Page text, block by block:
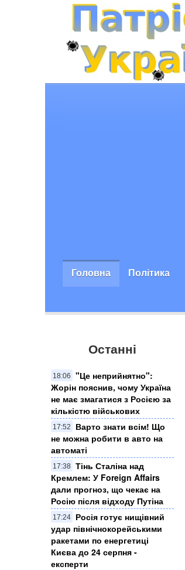
Головна Політика
Останні
18:06
"Це неприйнятно":
Жорін пояснив, чому Україна
не має змагатися з Росією за
кількістю військових
17:52
Варто знати всім! Що
не можна робити в авто на
автоматі
17:38 Тінь Сталіна над
Кремлем: У Foreign Affairs
дали прогноз, що чекає на
Росію після відходу Путіна
17:24
Росія готує нищівний
удар північнокорейськими
ракетами по енергетиці
Києва до 24 серпня -
експерти